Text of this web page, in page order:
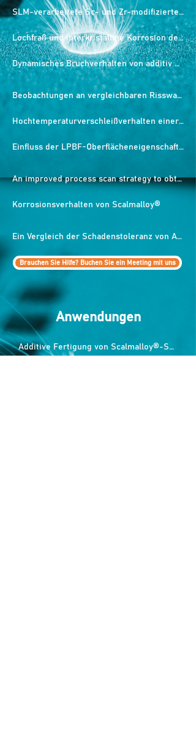
SLM-verarbeitete Sc- und Zr-modifizierte Al-Mg-Legierung: Mechanische Eigenschaften und mikrostrukturelle Auswirkungen der Wärmebehandlung
Lochfraß und interkristalline Korrosion der durch selektives Laserschmelzen (SLM) additiv hergestellten Aluminiumlegierung Scalmalloy®
Dynamisches Bruchverhalten von additiv gefertigtem Scalmalloy®: Auswirkungen von Bauorientierung, Wärmebehandlung und Belastungsrate
Beobachtungen an vergleichbaren Risswachstumskurven von Aluminiumlegierungen: Additiv gefertigtes Scalmalloy® als Alternative zu den Legierungen AA5754 und AA6061-T6?
Hochtemperaturverschleißverhalten einer durch Laser-Pulverbettfusion hergestellten AlMgScZr-Legierung
Einfluss der LPBF-Oberflächeneigenschaften auf die Ermüdungseigenschaften von Scalmalloy®
An improved process scan strategy to obtain high-performance fatigue properties for Scalmalloy®
Korrosionsverhalten von Scalmalloy®
Ein Vergleich der Schadenstoleranz von AA7075-T6, AA2024-T3 und dem von Boeing für Weltraum-, Aufklärungs- und Waffensysteme AM-Built LPBF Scalmalloy
Brauchen Sie Hilfe? Buchen Sie ein Meeting mit uns
Anwendungen
Additive Fertigung von Scalmalloy®-Satellitenteilen